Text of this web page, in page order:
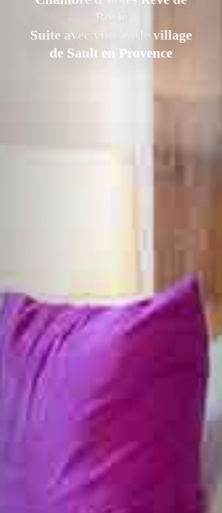
Borie
Suite avec vue sur le village
de Sault en Provence